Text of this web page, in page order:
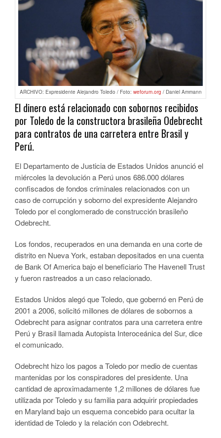
ARCHIVO: Expresidente Alejandro Toledo / Foto: weforum.org / Daniel Ammann
El dinero está relacionado con sobornos recibidos
por Toledo de la constructora brasileña Odebrecht
para contratos de una carretera entre Brasil y
Perú.
El Departamento de Justicia de Estados Unidos anunció el
miércoles la devolución a Perú unos 686.000 dólares
confiscados de fondos criminales relacionados con un
caso de corrupción y soborno del expresidente Alejandro
Toledo por el conglomerado de construcción brasileño
Odebrecht.
Los fondos, recuperados en una demanda en una corte de
distrito en Nueva York, estaban depositados en una cuenta
de Bank Of America bajo el beneficiario The Havenell Trust
y fueron rastreados a un caso relacionado.
Estados Unidos alegó que Toledo, que gobernó en Perú de
2001 a 2006, solicitó millones de dólares de sobornos a
Odebrecht para asignar contratos para una carretera entre
Perú y Brasil llamada Autopista Interoceánica del Sur, dice
el comunicado.
Odebrecht hizo los pagos a Toledo por medio de cuentas
mantenidas por los conspiradores del presidente. Una
cantidad de aproximadamente 1,2 millones de dólares fue
utilizada por Toledo y su familia para adquirir propiedades
en Maryland bajo un esquema concebido para ocultar la
identidad de Toledo y la relación con Odebrecht.